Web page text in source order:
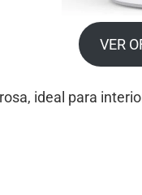
VER
ideal para